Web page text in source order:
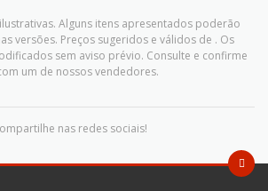
Alguns itens apresentados poderão
versões. Preços sugeridos e válidos de . Os
sem aviso prévio. Consulte e confirme
um de nossos vendedores.
nas redes sociais!